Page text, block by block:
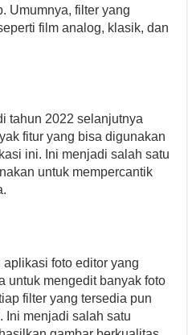
Umumnya, filter yang
film analog, klasik, dan
tahun 2022 selanjutnya
fitur yang bisa digunakan
ini. Ini menjadi salah satu
untuk mempercantik
foto editor yang
untuk mengedit banyak foto
filter yang tersedia pun
Ini menjadi salah satu